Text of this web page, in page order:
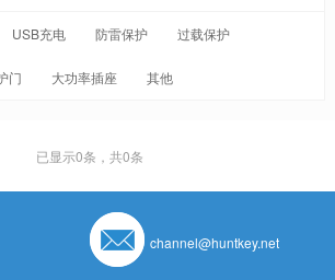
USB充电 防雷保护 过载保护
门 大功率插座 其他
已显示0条，共0条
channel@huntkey.net